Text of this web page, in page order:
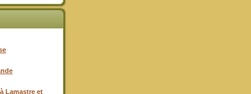
Lamastre et